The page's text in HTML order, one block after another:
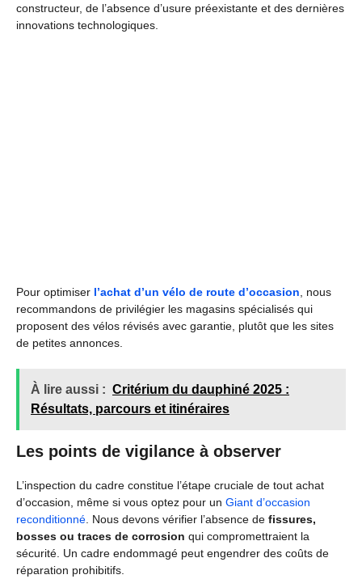
constructeur, de l’absence d’usure préexistante et des dernières
innovations technologiques.
Pour optimiser l’achat d’un vélo de route d’occasion , nous
recommandons de privilégier les magasins spécialisés qui
proposent des vélos révisés avec garantie, plutôt que les sites
de petites annonces.
À lire aussi : Critérium du dauphiné 2025 :
Résultats, parcours et itinéraires
Les points de vigilance à observer
L’inspection du cadre constitue l’étape cruciale de tout achat
d’occasion, même si vous optez pour un Giant d’occasion
reconditionné . Nous devons vérifier l’absence de fissures,
bosses ou traces de corrosion qui compromettraient la
sécurité. Un cadre endommagé peut engendrer des coûts de
réparation prohibitifs.